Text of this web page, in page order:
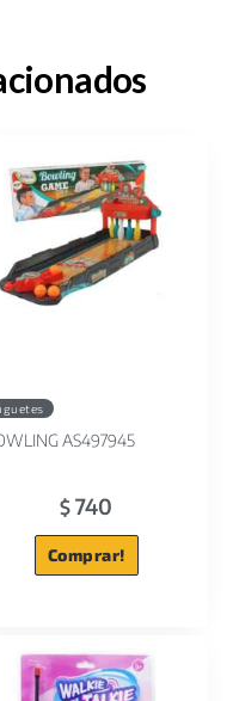
AS497945
$ 740
Comprar!